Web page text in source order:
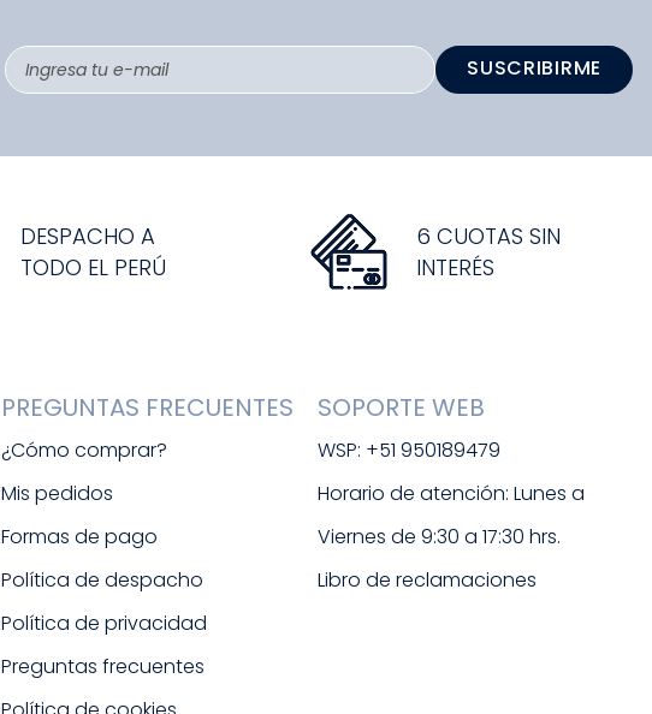
SUSCRIBIRME
DESPACHO A
TODO EL PERÚ
6 CUOTAS SIN
INTERÉS
PREGUNTAS FRECUENTES
¿Cómo comprar?
Mis pedidos
Formas de pago
Política de despacho
Política de privacidad
Preguntas frecuentes
SOPORTE WEB
WSP: +51 950189479
Horario de atención: Lunes a
Viernes de 9:30 a 17:30 hrs.
Libro de reclamaciones